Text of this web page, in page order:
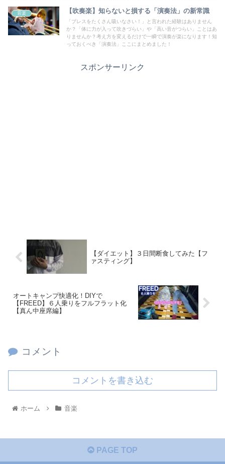
音楽 【吹奏楽】知らないと損する「演奏法」の新常識
「ブレスをたくさん吸いなさい！」と言われた経験はありません
か？「体に力が入って吹きづらい」や「高い音がつらい」ことはあ
りませんか？考え方を変えるだけで一瞬で演奏が楽になります！知
っておくべき「演奏法」ここにまとめました！
スポンサーリンク
【ダイエット】３日間断食してみた【フ
ァスティング】
オートキャンプ快適化！DIYで
【FREED】６人乗りをフルフラット化
【真ん中座席編】
コメント
コメントを書き込む
ホーム 音楽
PAGE TOP